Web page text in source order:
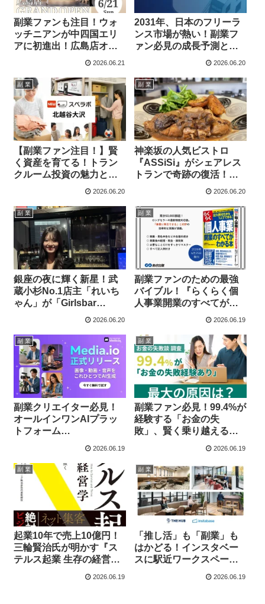
副業ファンも注目！ウォ
ッチニアンが中四国エリ
アに初進出！広島店オー
プンでリユース市場がさ
2026.06.21
2031年、日本のフリーラ
ンス市場が熱い！副業フ
ァン必見の成長予測と最
2026.06.20
副 業
【副業ファン注目！】賢
く資産を育てる！トラン
クルーム投資の魅力と新
店舗オープン情報
2026.06.20
副 業
神楽坂の人気ビストロ
『ASSiSi』がシェアレス
トランで奇跡の復活！
4,000円コースが1,800円
デルに注目！
2026.06.20
副 業
銀座の夜に輝く新星！武
蔵小杉No.1店主「れいち
ゃん」が「Girlsbar
Mercury」で独立、副業
2026.06.20
副 業
副業ファンのための最強
バイブル！『らくらく個
人事業開業のすべてがわ
かる本』改訂3版で最新制
2026.06.19
副 業
副業クリエイター必見！
オールインワンAIプラッ
トフォーム
速させよう！
2026.06.19
副 業
副業ファン必見！99.4%が
経験する「お金の失
敗」、賢く乗り越えるた
めの最新調査結果
2026.06.19
副 業
起業10年で売上10億円！
三輪賢治氏が明かす『ス
テルス起業 生存の経営
2026.06.19
副 業
「推し活」も「副業」も
はかどる！インスタベー
スに駅近ワークスペース
2026.06.19